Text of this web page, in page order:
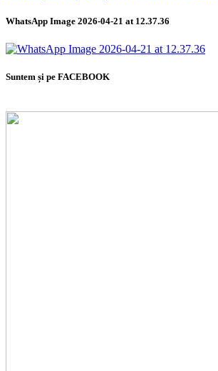
WhatsApp Image 2026-04-21 at 12.37.36
Suntem și pe FACEBOOK